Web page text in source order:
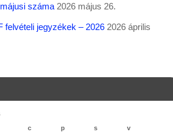
száma 2026 május 26.
felvételi jegyzékek – 2026 2026 április
c p s v